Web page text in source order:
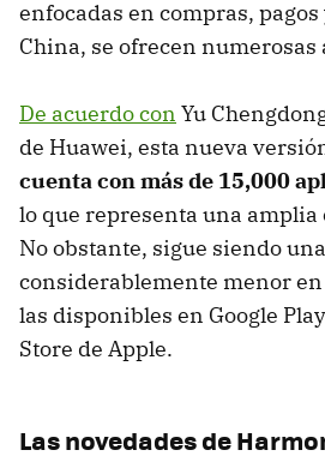
enfocadas en compras,
China, se ofrecen
De acuerdo con Yu
de Huawei, esta nueva
cuenta con más de 15,000
lo que representa una
No obstante, sigue siendo
considerablemente menor
las disponibles en Google
Store de Apple.
Las novedades de